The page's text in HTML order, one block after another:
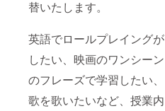
替いたします。
英語でロールプレイングが
したい、映画のワンシーン
のフレーズで学習したい、
歌を歌いたいなど、授業内